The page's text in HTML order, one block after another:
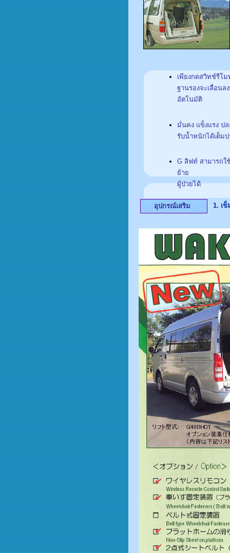
เพียงกดสวิทช์รีโ
ฐานรองจะเลื่อนล
อัตโนมัติ
มั่นคง แข็งแรง ป
รับน้ำหนักได้เต็ม
G ลิฟท์ สามารถใ
ย้าย
ผู้ป่วยได้
อุปกรณ์เสริม 1. เ